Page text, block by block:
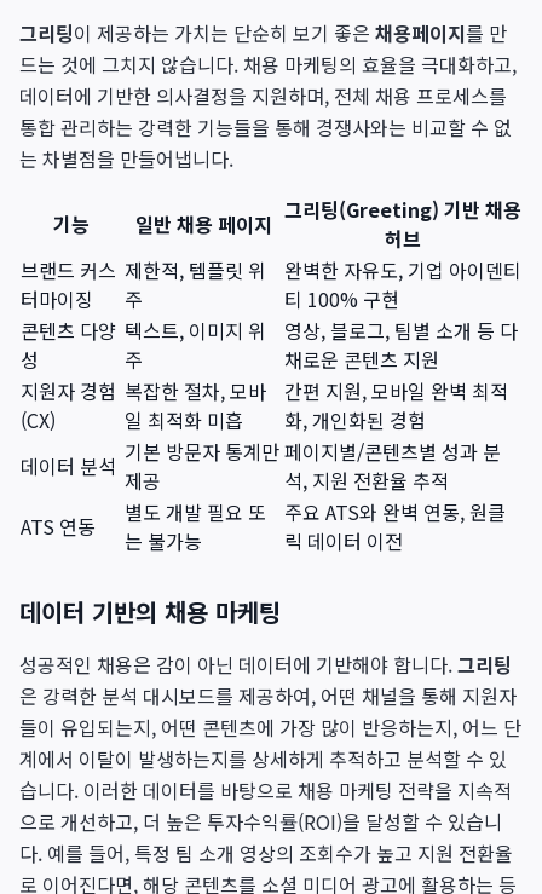
그리팅이 제공하는 가치는 단순히 보기 좋은 채용페이지를 만
드는 것에 그치지 않습니다. 채용 마케팅의 효율을 극대화하고,
데이터에 기반한 의사결정을 지원하며, 전체 채용 프로세스를
통합 관리하는 강력한 기능들을 통해 경쟁사와는 비교할 수 없
는 차별점을 만들어냅니다.
기능 일반 채용 페이지 그리팅(Greeting) 기반 채용
허브
브랜드 커스
터마이징
제한적, 템플릿 위
주
완벽한 자유도, 기업 아이덴티
티 100% 구현
콘텐츠 다양
성
텍스트, 이미지 위
주
영상, 블로그, 팀별 소개 등 다
채로운 콘텐츠 지원
지원자 경험
(CX)
복잡한 절차, 모바
일 최적화 미흡
간편 지원, 모바일 완벽 최적
화, 개인화된 경험
데이터 분석 기본 방문자 통계만
제공
페이지별/콘텐츠별 성과 분
석, 지원 전환율 추적
ATS 연동
별도 개발 필요 또
는 불가능
주요 ATS와 완벽 연동, 원클
릭 데이터 이전
데이터 기반의 채용 마케팅
성공적인 채용은 감이 아닌 데이터에 기반해야 합니다.그리팅
은 강력한 분석 대시보드를 제공하여, 어떤 채널을 통해 지원자
들이 유입되는지, 어떤 콘텐츠에 가장 많이 반응하는지, 어느 단
계에서 이탈이 발생하는지를 상세하게 추적하고 분석할 수 있
습니다. 이러한 데이터를 바탕으로 채용 마케팅 전략을 지속적
으로 개선하고, 더 높은 투자수익률(ROI)을 달성할 수 있습니
다. 예를 들어, 특정 팀 소개 영상의 조회수가 높고 지원 전환율
로 이어진다면, 해당 콘텐츠를 소셜 미디어 광고에 활용하는 등